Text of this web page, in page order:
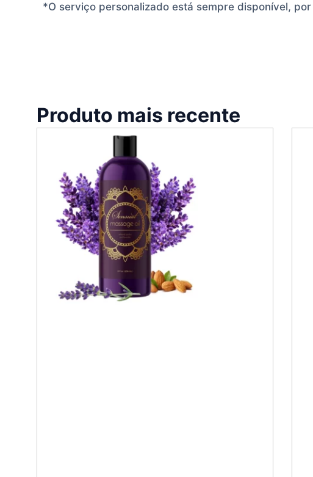
*O serviço personalizado está sempre disponível,
Produto mais recente